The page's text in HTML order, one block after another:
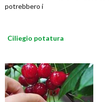
potrebbero i
Ciliegio potatura